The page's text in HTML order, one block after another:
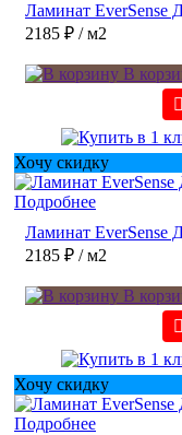
Ламинат EverSense
2185 ₽ / м2
В
Хочу скидку
Подробнее
Ламинат EverSense
2185 ₽ / м2
В
Хочу скидку
Подробнее